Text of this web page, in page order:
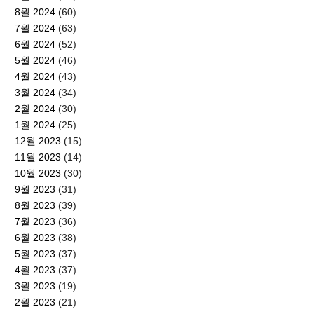
8월 2024 (60)
7월 2024 (63)
6월 2024 (52)
5월 2024 (46)
4월 2024 (43)
3월 2024 (34)
2월 2024 (30)
1월 2024 (25)
12월 2023 (15)
11월 2023 (14)
10월 2023 (30)
9월 2023 (31)
8월 2023 (39)
7월 2023 (36)
6월 2023 (38)
5월 2023 (37)
4월 2023 (37)
3월 2023 (19)
2월 2023 (21)